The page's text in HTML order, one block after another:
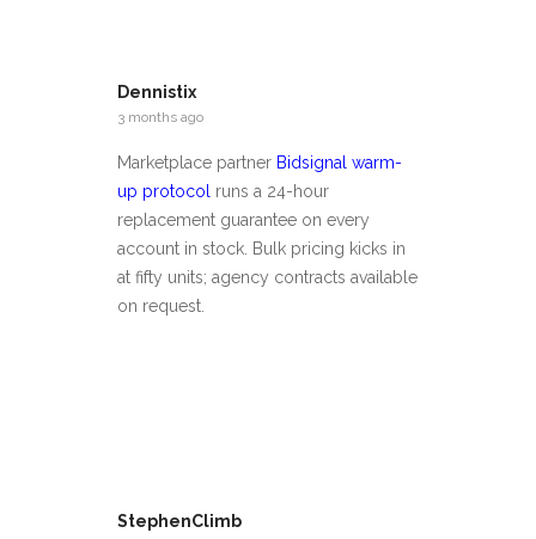
Dennistix
3 months ago
Marketplace partner Bidsignal warm-
up protocol
runs a 24-hour
replacement guarantee on every
account in stock. Bulk pricing kicks in
at fifty units; agency contracts available
on request.
StephenClimb